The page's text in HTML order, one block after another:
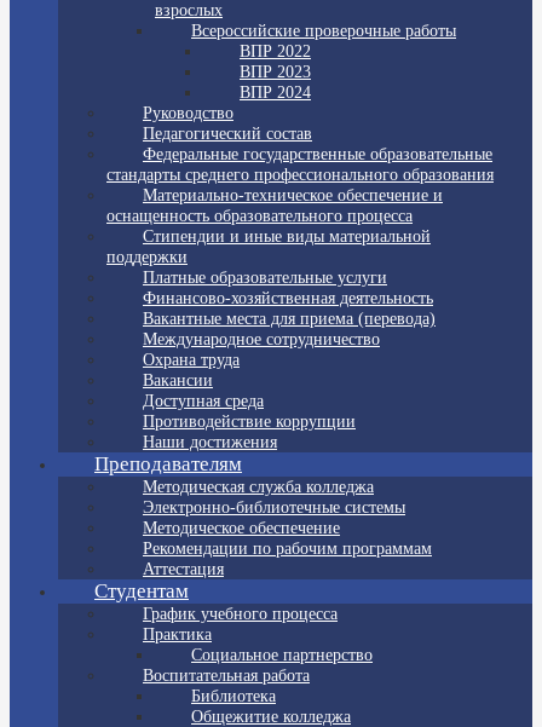
взрослых
Всероссийские проверочные работы
ВПР 2022
ВПР 2023
ВПР 2024
Руководство
Педагогический состав
Федеральные государственные образовательные
стандарты среднего профессионального образования
Материально-техническое обеспечение и
оснащенность образовательного процесса
Стипендии и иные виды материальной
поддержки
Платные образовательные услуги
Финансово-хозяйственная деятельность
Вакантные места для приема (перевода)
Международное сотрудничество
Охрана труда
Вакансии
Доступная среда
Противодействие коррупции
Наши достижения
Преподавателям
Методическая служба колледжа
Электронно-библиотечные системы
Методическое обеспечение
Рекомендации по рабочим программам
Аттестация
Студентам
График учебного процесса
Практика
Социальное партнерство
Воспитательная работа
Библиотека
Общежитие колледжа